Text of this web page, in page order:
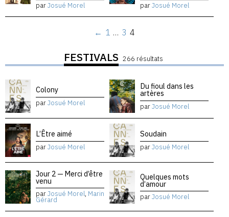
parJosué Morel parJosué Morel
← 1 … 3 4
FESTIVALS 266 résultats
Colony
parJosué Morel
Du fioul dans les
artères
parJosué Morel
L’Être aimé
parJosué Morel
Soudain
parJosué Morel
Jour 2 — Merci d’être
venu
parJosué Morel, Marin
Gérard
Quelques mots
d’amour
parJosué Morel